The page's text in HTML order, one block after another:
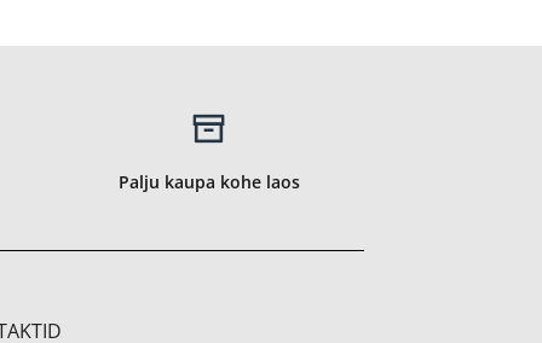
Palju kaupa kohe laos